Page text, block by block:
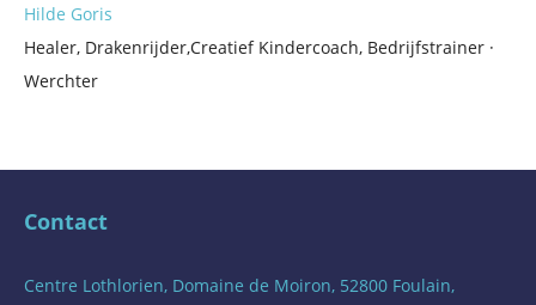
Hilde Goris
Healer, Drakenrijder,Creatief Kindercoach, Bedrijfstrainer ·
Werchter
Contact
Centre Lothlorien, Domaine de Moiron, 52800 Foulain,